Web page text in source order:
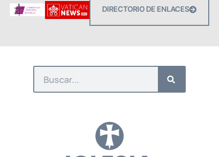
DIRECTORIO DE ENLACES